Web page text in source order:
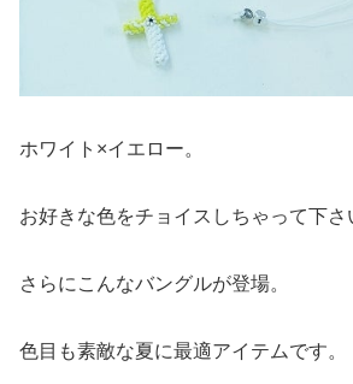
ホワイト×イエロー。
お好きな色をチョイスしちゃって下さ
さらにこんなバングルが登場。
色目も素敵な夏に最適アイテムです。